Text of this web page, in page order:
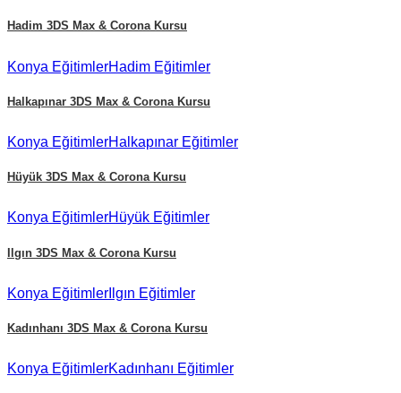
Hadim 3DS Max & Corona Kursu
Konya EğitimlerHadim Eğitimler
Halkapınar 3DS Max & Corona Kursu
Konya EğitimlerHalkapınar Eğitimler
Hüyük 3DS Max & Corona Kursu
Konya EğitimlerHüyük Eğitimler
Ilgın 3DS Max & Corona Kursu
Konya Eğitimler Ilgın Eğitimler
Kadınhanı 3DS Max & Corona Kursu
Konya EğitimlerKadınhanı Eğitimler